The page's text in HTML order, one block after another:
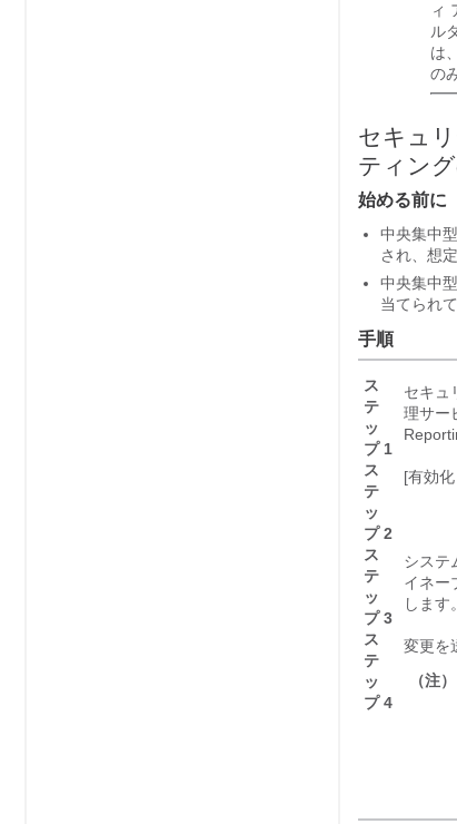
ィ
ル
は
の
セキュ
ティン
始める前に
中央集中
され、想
中央集中
当てられ
手順
ス
テ
ッ
プ 1
セキュ
理サー
ス
テ
ッ
プ 2
[有効
ス
テ
ッ
プ 3
システ
イネー
します。
ス
テ
ッ
プ 4
変更を
（注）